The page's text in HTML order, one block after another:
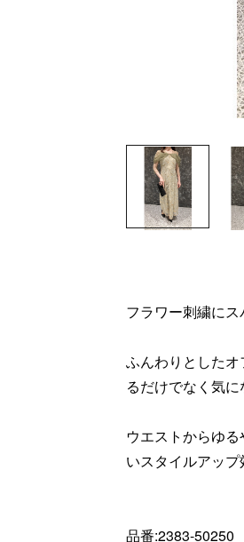
フラワー刺繍に
ふんわりとした
るだけでなく気
ウエストからゆ
いスタイルアッ
品番:2383-50250